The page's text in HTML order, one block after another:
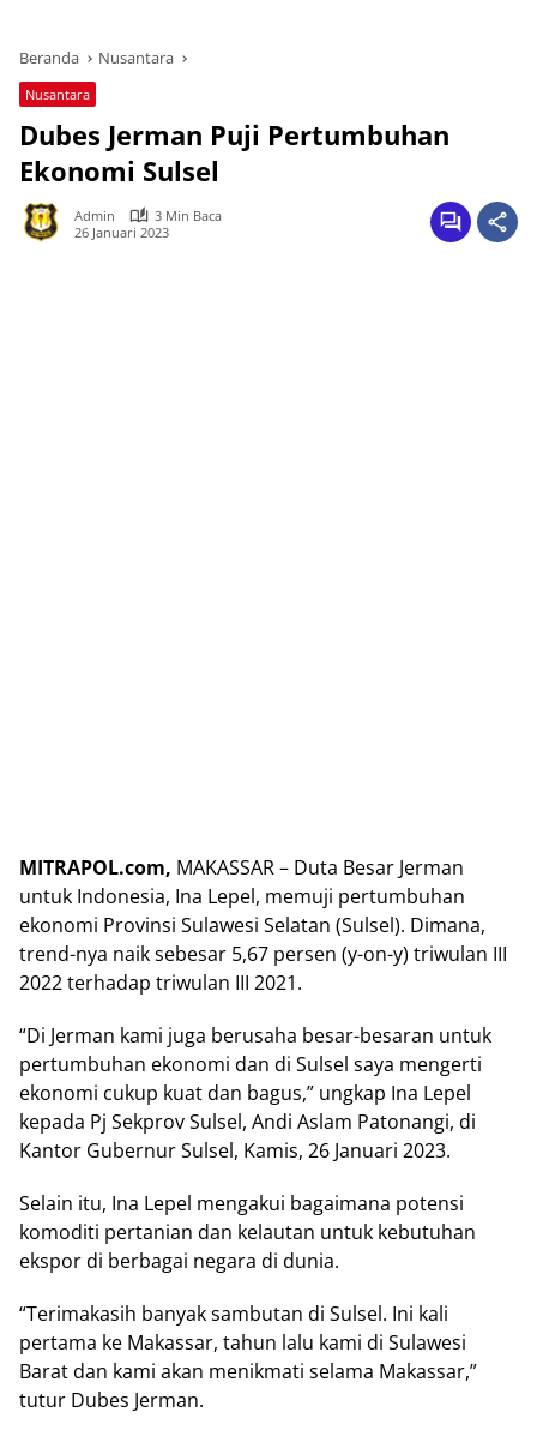
Beranda Nusantara
Nusantara
Dubes Jerman Puji Pertumbuhan
Ekonomi Sulsel
Admin
3 Min Baca
26 Januari 2023
MITRAPOL.com, MAKASSAR – Duta Besar Jerman
untuk Indonesia, Ina Lepel, memuji pertumbuhan
ekonomi Provinsi Sulawesi Selatan (Sulsel). Dimana,
trend-nya naik sebesar 5,67 persen (y-on-y) triwulan III
2022 terhadap triwulan III 2021.
“Di Jerman kami juga berusaha besar-besaran untuk
pertumbuhan ekonomi dan di Sulsel saya mengerti
ekonomi cukup kuat dan bagus,” ungkap Ina Lepel
kepada Pj Sekprov Sulsel, Andi Aslam Patonangi, di
Kantor Gubernur Sulsel, Kamis, 26 Januari 2023.
Selain itu, Ina Lepel mengakui bagaimana potensi
komoditi pertanian dan kelautan untuk kebutuhan
ekspor di berbagai negara di dunia.
“Terimakasih banyak sambutan di Sulsel. Ini kali
pertama ke Makassar, tahun lalu kami di Sulawesi
Barat dan kami akan menikmati selama Makassar,”
tutur Dubes Jerman.